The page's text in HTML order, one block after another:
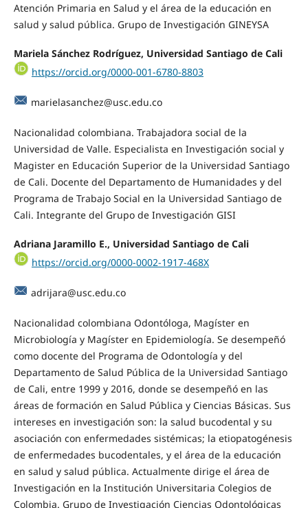
Atención Primaria en Salud y el área de la educación en
salud y salud pública. Grupo de Investigación GINEYSA
Mariela Sánchez Rodríguez, Universidad Santiago de Cali
https://orcid.org/0000-001-6780-8803
marielasanchez@usc.edu.co
Nacionalidad colombiana. Trabajadora social de la
Universidad de Valle. Especialista en Investigación social y
Magister en Educación Superior de la Universidad Santiago
de Cali. Docente del Departamento de Humanidades y del
Programa de Trabajo Social en la Universidad Santiago de
Cali. Integrante del Grupo de Investigación GISI
Adriana Jaramillo E., Universidad Santiago de Cali
https://orcid.org/0000-0002-1917-468X
adrijara@usc.edu.co
Nacionalidad colombiana Odontóloga, Magíster en
Microbiología y Magíster en Epidemiología. Se desempeñó
como docente del Programa de Odontología y del
Departamento de Salud Pública de la Universidad Santiago
de Cali, entre 1999 y 2016, donde se desempeñó en las
áreas de formación en Salud Pública y Ciencias Básicas. Sus
intereses en investigación son: la salud bucodental y su
asociación con enfermedades sistémicas; la etiopatogénesis
de enfermedades bucodentales, y el área de la educación
en salud y salud pública. Actualmente dirige el área de
Investigación en la Institución Universitaria Colegios de
Colombia. Grupo de Investigación Ciencias Odontológicas